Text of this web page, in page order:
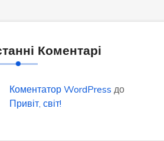
Коментарі
Коментатор WordPress до
Привіт, світ!